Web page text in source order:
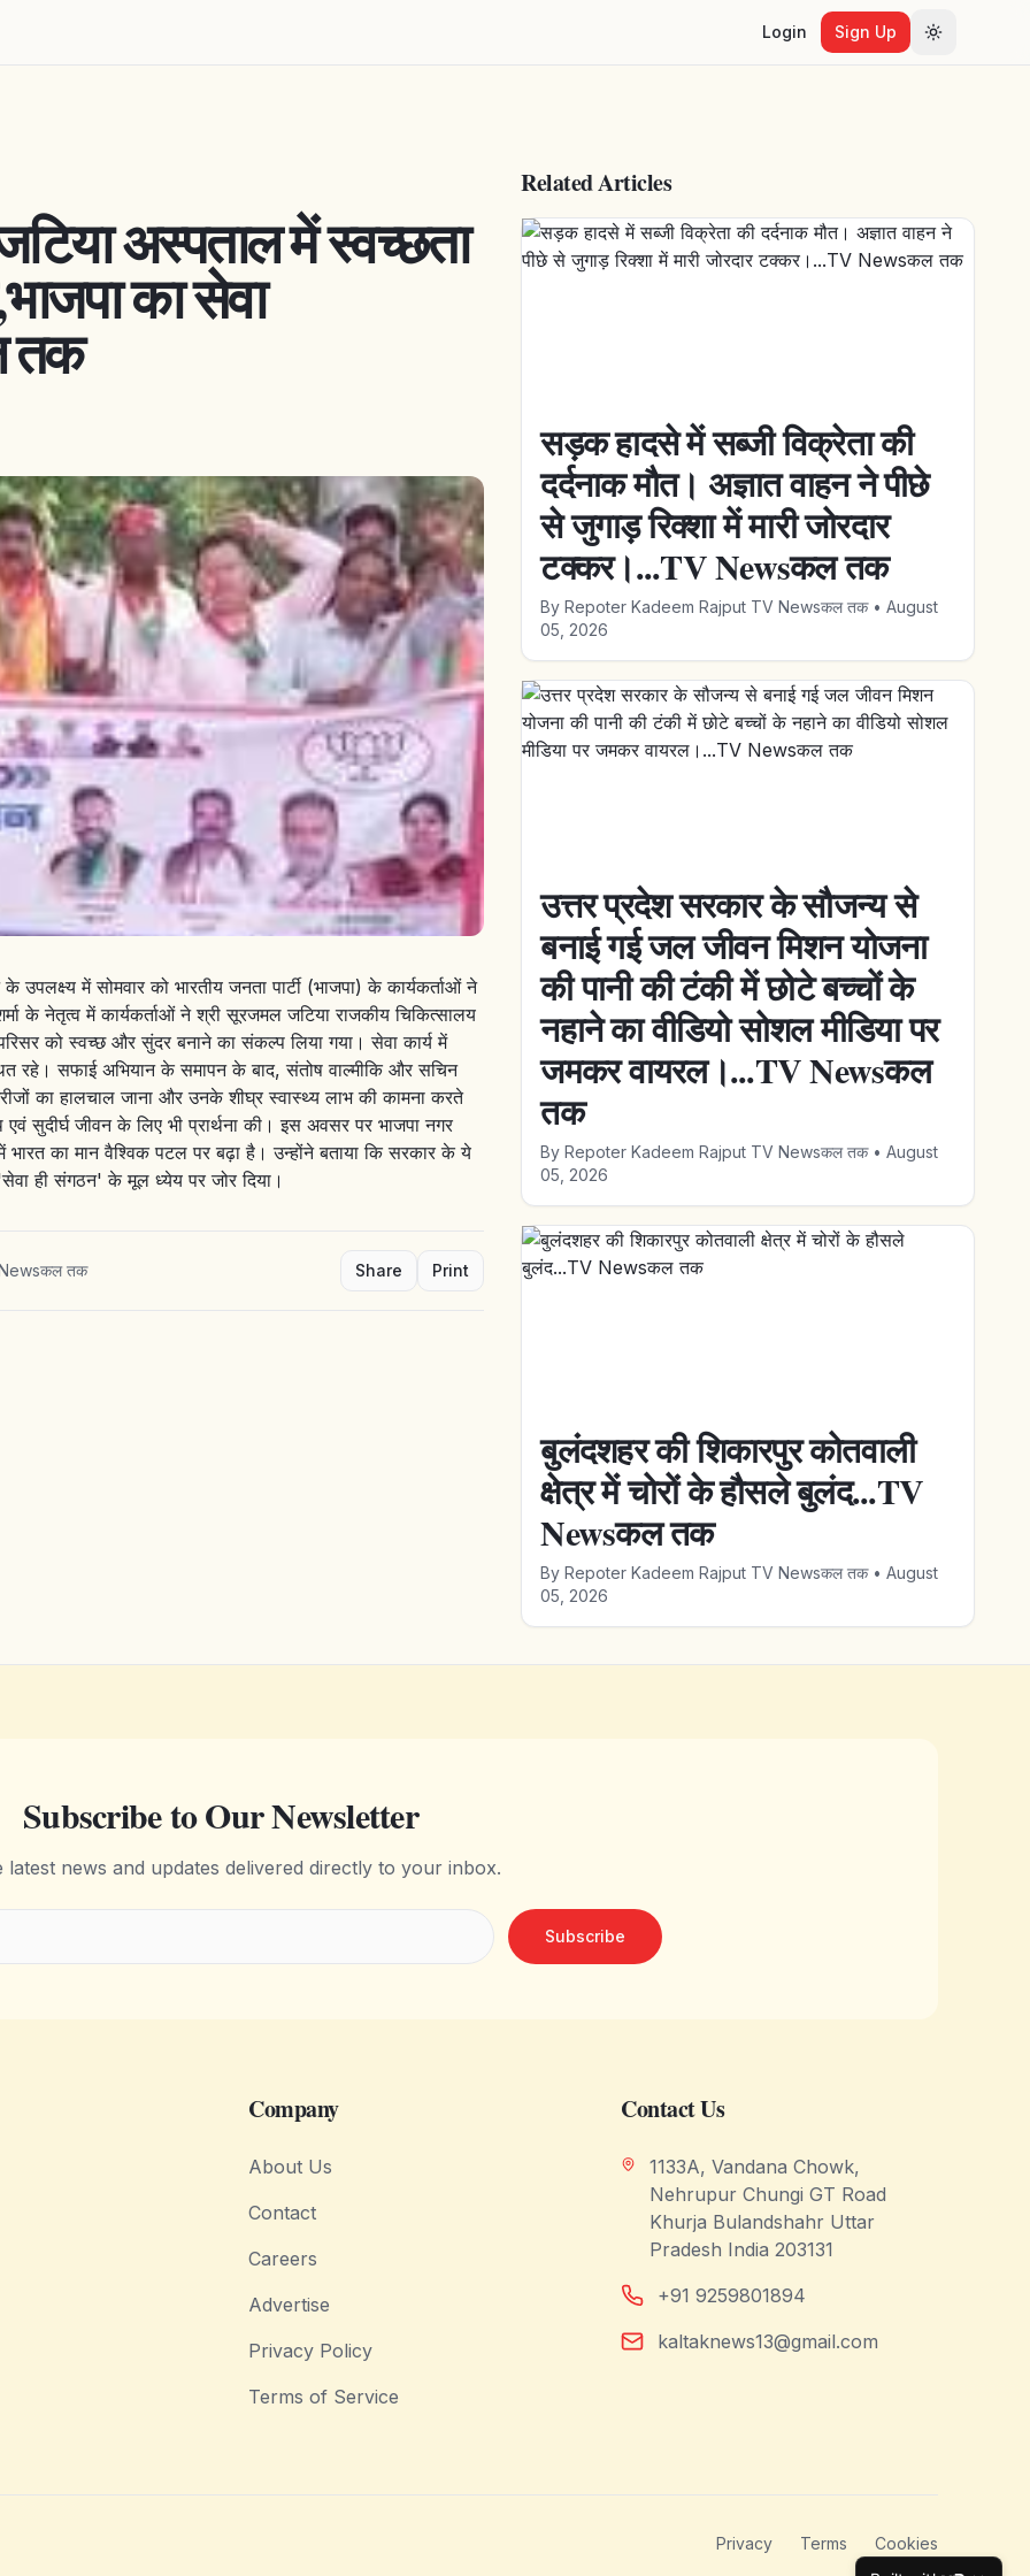
Login Sign Up Toggle
अस्पताल में स्वच्छता
का सेवा
तक
में सोमवार को भारतीय जनता पार्टी (भाजपा) के कार्यकर्ताओं ने
के नेतृत्व में कार्यकर्ताओं ने श्री सूरजमल जटिया राजकीय चिकित्सालय
को स्वच्छ और सुंदर बनाने का संकल्प लिया गया। सेवा कार्य में
रहे। सफाई अभियान के समापन के बाद, संतोष वाल्मीकि और सचिन
मरीजों का हालचाल जाना और उनके शीघ्र स्वास्थ्य लाभ की कामना करते
सुदीर्घ जीवन के लिए भी प्रार्थना की। इस अवसर पर भाजपा नगर
भारत का मान वैश्विक पटल पर बढ़ा है। उन्होंने बताया कि सरकार के ये
ही संगठन' के मूल ध्येय पर जोर दिया।
तक Share Print
Related Articles
सड़क हादसे में सब्जी विक्रेता की
दर्दनाक मौत। अज्ञात वाहन ने पीछे
से जुगाड़ रिक्शा में मारी जोरदार
टक्कर।...TV Newsकल तक
ByRepoter Kadeem Rajput TV Newsकल तक• August
05, 2026
उत्तर प्रदेश सरकार के सौजन्य से
बनाई गई जल जीवन मिशन योजना
की पानी की टंकी में छोटे बच्चों के
नहाने का वीडियो सोशल मीडिया पर
जमकर वायरल।...TV Newsकल
तक
ByRepoter Kadeem Rajput TV Newsकल तक• August
05, 2026
बुलंदशहर की शिकारपुर कोतवाली
क्षेत्र में चोरों के हौसले बुलंद...TV
Newsकल तक
ByRepoter Kadeem Rajput TV Newsकल तक• August
05, 2026
Subscribe to Our Newsletter
latest news and updates delivered directly to your inbox.
Subscribe
Company
About Us
Contact
Careers
Advertise
Privacy Policy
Terms of Service
Contact Us
1133A, Vandana Chowk,
Nehrupur Chungi GT Road
Khurja Bulandshahr Uttar
Pradesh India 203131
+91 9259801894
kaltaknews13@gmail.com
Privacy Terms
Cookies